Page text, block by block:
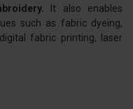
It also enables
such as fabric dyeing,
fabric printing, laser